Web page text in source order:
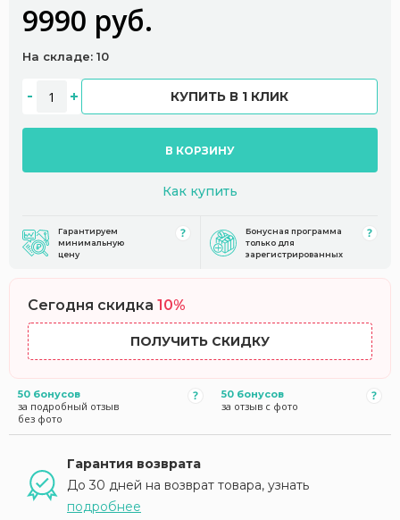
9990 руб.
На складе: 10
КУПИТЬ В 1 КЛИК
В КОРЗИНУ
Как купить
Гарантируем
минимальную
цену
Бонусная программа
только для
зарегистрированных
Сегодня скидка 10%
ПОЛУЧИТЬ СКИДКУ
50 бонусов
за подробный отзыв
без фото
50 бонусов
за отзыв с фото
Гарантия возврата
До 30 дней на возврат товара, узнать
подробнее